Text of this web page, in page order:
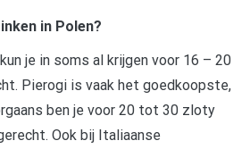
in Polen?
je in soms al krijgen voor 16 – 20
Pierogi is vaak het goedkoopste,
ben je voor 20 tot 30 zloty
Ook bij Italiaanse